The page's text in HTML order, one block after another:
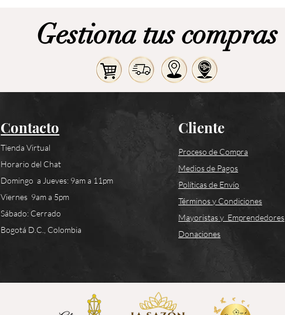
Gestiona tus compras
Contacto
Tienda Virtual
Horario del Chat
Domingo a Jueves: 9am a 11pm
Viernes 9am a 5pm
Sábado: Cerrado
Bogotá D.C., Colombia
Cliente
Proceso de Compra
Medios de Pagos
Políticas de Envío
Términos y Condiciones
Mayoristas y Emprendedores
Donaciones